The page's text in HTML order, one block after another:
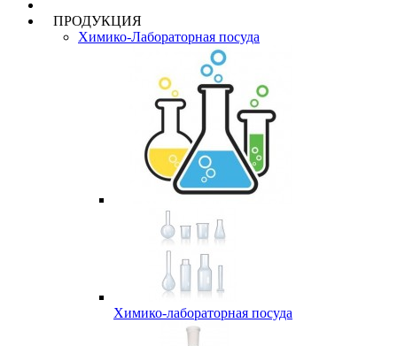
ПРОДУКЦИЯ
Химико-Лабораторная посуда
Химико-лабораторная посуда